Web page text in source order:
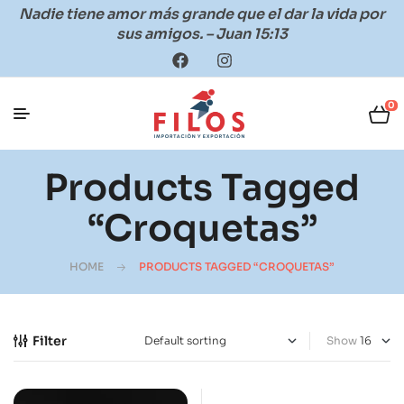
Nadie tiene amor más grande que el dar la vida por
sus amigos. – Juan 15:13
0
Products Tagged
“croquetas”
HOME PRODUCTS TAGGED “CROQUETAS”
Filter Show